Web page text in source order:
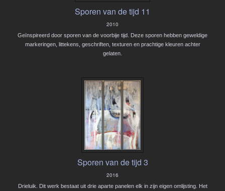
Sporen van de tijd 11
2010
Geïnspireerd door sporen van de voorbije tijd. Deze sporen hebben geweldige
markeringen, littekens, geschriften, texturen en prachtige kleuren achter
gelaten.
Sporen van de tijd 3
2016
Drieluik. Dit werk bestaat uit drie aparte panelen elk in zijn eigen omlijsting. Het